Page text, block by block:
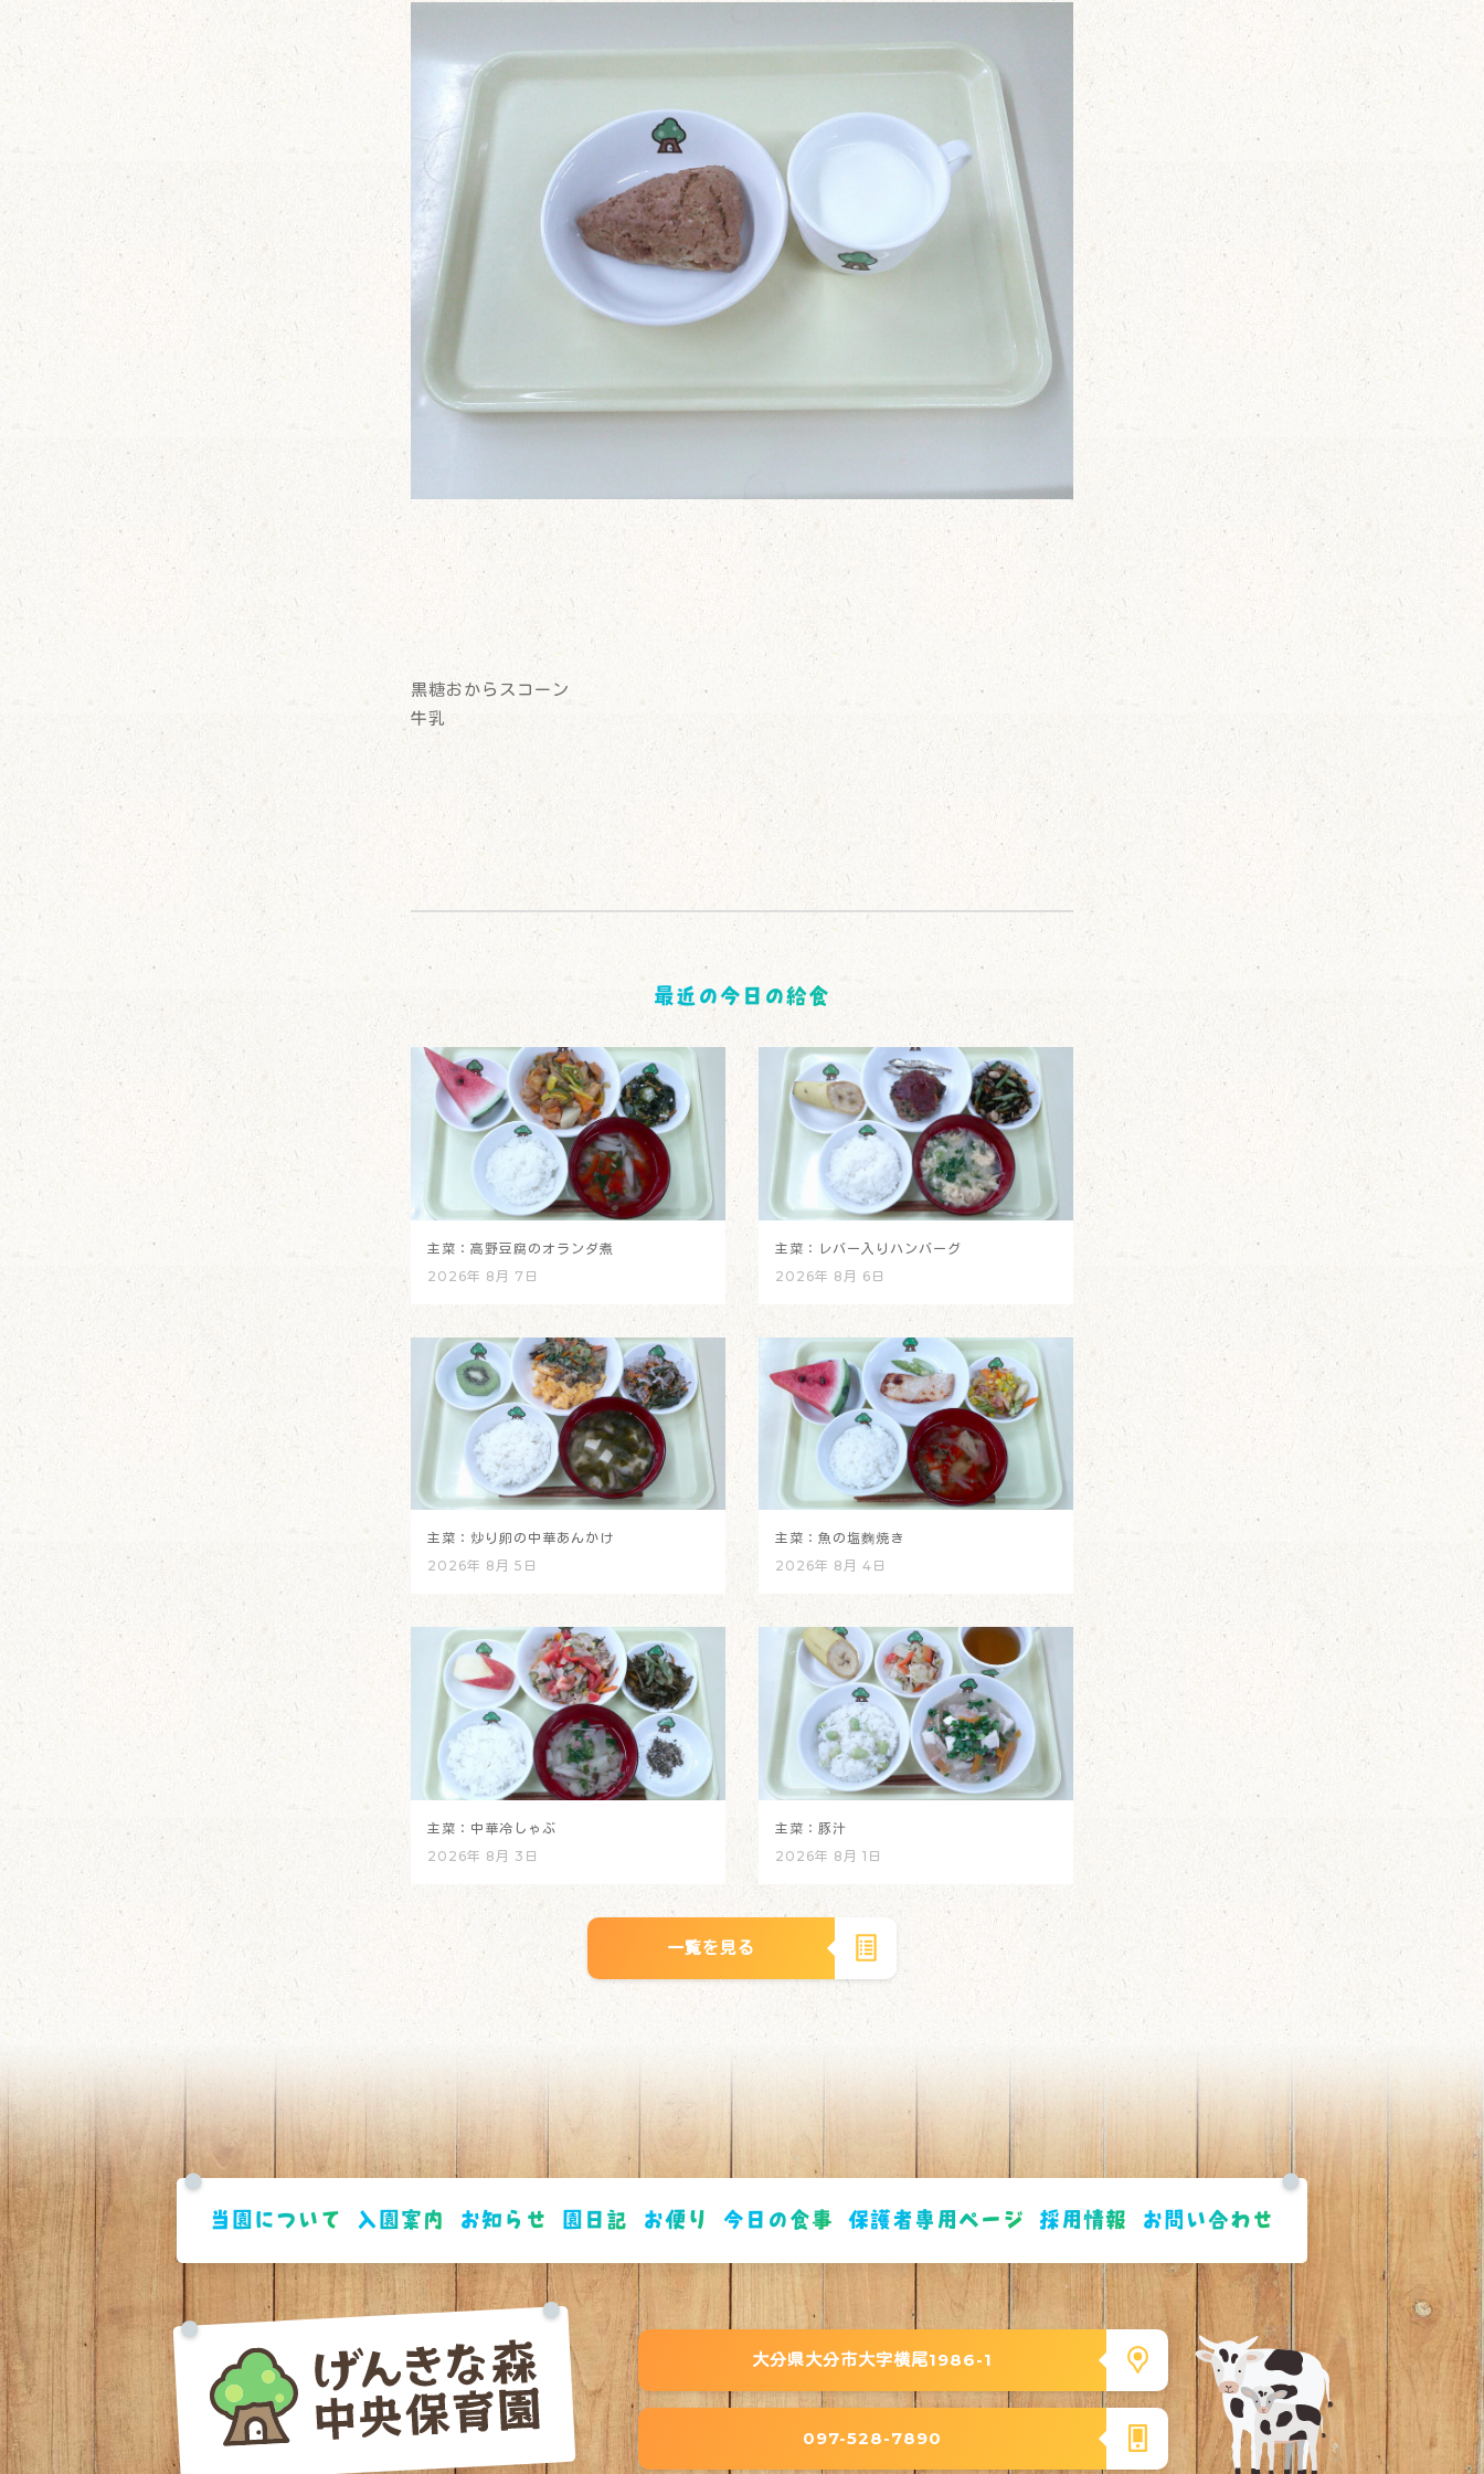
黒糖おからスコーン
牛乳
最近の今日の給食
主菜：高野豆腐のオランダ煮
2026年 8月 7日
主菜：レバー入りハンバーグ
2026年 8月 6日
主菜：炒り卵の中華あんかけ
2026年 8月 5日
主菜：魚の塩麴焼き
2026年 8月 4日
主菜：中華冷しゃぶ
2026年 8月 3日
主菜：豚汁
2026年 8月 1日
一覧を見る
当園について 入園案内 お知らせ 園日記 お便り 今日の食事 保護者専用ページ 採用情報 お問い合わせ
大分県大分市大字横尾1986-1
097-528-7890